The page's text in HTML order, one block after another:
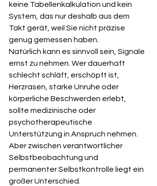
keine Tabellenkalkulation und kein
System, das nur deshalb aus dem
Takt gerät, weil Sie nicht präzise
genug gemessen haben.
Natürlich kann es sinnvoll sein, Signale
ernst zu nehmen. Wer dauerhaft
schlecht schläft, erschöpft ist,
Herzrasen, starke Unruhe oder
körperliche Beschwerden erlebt,
sollte medizinische oder
psychotherapeutische
Unterstützung in Anspruch nehmen.
Aber zwischen verantwortlicher
Selbstbeobachtung und
permanenter Selbstkontrolle liegt ein
großer Unterschied.